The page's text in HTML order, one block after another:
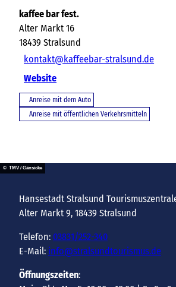
kaffee bar fest.
Alter Markt 16
18439 Stralsund
kontakt@kaffeebar-stralsund.de
Website
Anreise mit dem Auto
Anreise mit öffentlichen Verkehrsmitteln
© TMV / Gänsicke
Hansestadt Stralsund
Alter Markt 9, 18439 Stralsund
Telefon: 03831/252-340
E-Mail: info@stralsundtourismus.de
Öffnungszeiten: